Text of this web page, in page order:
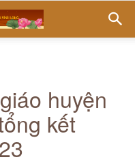
huyện
kết